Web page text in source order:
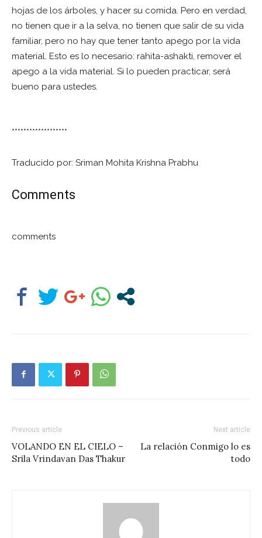
hojas de los árboles, y hacer su comida. Pero en verdad,
no tienen que ir a la selva, no tienen que salir de su vida
familiar, pero no hay que tener tanto apego por la vida
material. Esto es lo necesario: rahita-ashakti, remover el
apego a la vida material. Si lo pueden practicar, será
bueno para ustedes.
*******************
Traducido por: Sriman Mohita Krishna Prabhu
Comments
comments
Previous article
VOLANDO EN EL CIELO –
Srila Vrindavan Das Thakur
Next article
La relación Conmigo lo es
todo